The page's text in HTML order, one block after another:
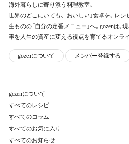
海外暮らしに寄り添う料理教室。
世界のどこにいても、「おいしい」食卓を。レ
生ものの「自分の定番メニュー」へ。gozenは、
事を人生の資産に変える視点を育てるオンラ
gozenについて メ ンバー登録する
gozenについて
すべてのレシピ
すべてのコラム
すべてのお気に入り
すべてのお知らせ